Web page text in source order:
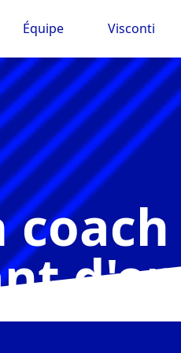
Équipe Visconti
coach